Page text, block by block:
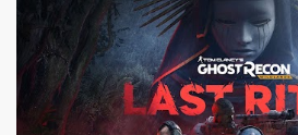
personajes, paquetes de armas hasta
más para diferentes títulos. Todas estas
reclamar desde la sección de Game Pass
yendo directamente a la pestaña de
ahora sumará el acceso a la Nube de